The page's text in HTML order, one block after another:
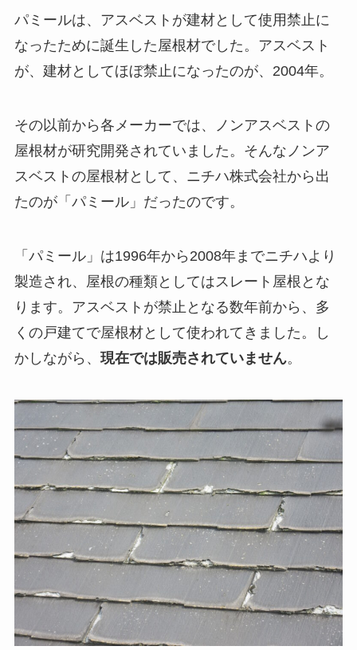
パミールは、アスベストが建材として使用禁止に
なったために誕生した屋根材でした。アスベスト
が、建材としてほぼ禁止になったのが、2004年。
その以前から各メーカーでは、ノンアスベストの
屋根材が研究開発されていました。そんなノンア
スベストの屋根材として、ニチハ株式会社から出
たのが「パミール」だったのです。
「パミール」は1996年から2008年までニチハより
製造され、屋根の種類としてはスレート屋根とな
ります。アスベストが禁止となる数年前から、多
くの戸建てで屋根材として使われてきました。し
かしながら、 現在では販売されていません。